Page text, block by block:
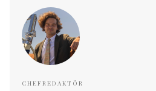
CHEFREDAKTÖR